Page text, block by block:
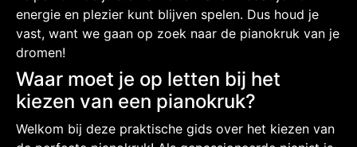
energie en plezier kunt blijven spelen. Dus houd je
vast, want we gaan op zoek naar de pianokruk van je
dromen!
Waar moet je op letten bij het
kiezen van een pianokruk?
Welkom bij deze praktische gids over het kiezen van